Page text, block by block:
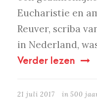
Eucharistie en
Reuver, scriba
in Nederland,
Verder lezen
21 juli 2017 in 500